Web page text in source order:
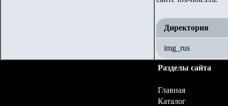
Директория
img_rus
Разделы сайта
Главная
Каталог